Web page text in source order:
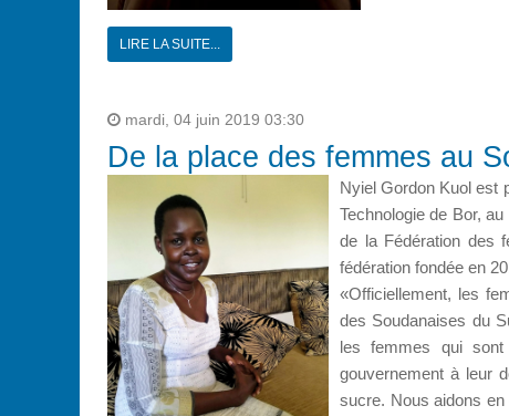
LIRE LA SUITE...
mardi, 04 juin 2019 03:30
De la place des femmes au
Nyiel Gordon Kuol est
Technologie de Bor,
de la Fédération des
fédération fondée en
«Officiellement, les
des Soudanaises du
les femmes qui
gouvernement à leur
sucre. Nous aidons